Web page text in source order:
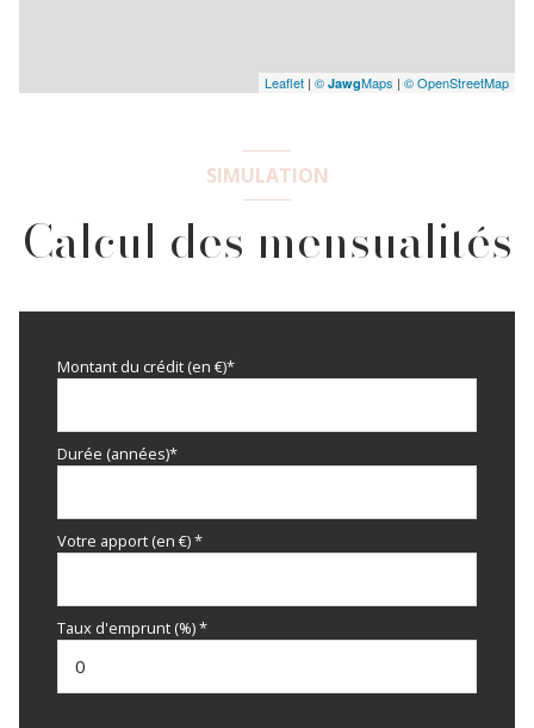
Leaflet | © JawgMaps | © OpenStreetMap
SIMULATION
Calcul des mensualités
Montant du crédit (en €)*
Durée (années)*
Votre apport (en €) *
Taux d'emprunt (%) *